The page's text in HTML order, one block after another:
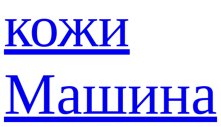
кожи
Машина